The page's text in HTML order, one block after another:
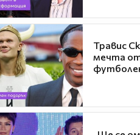
Травис
мечта от